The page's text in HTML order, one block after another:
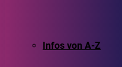
Infos von A-Z